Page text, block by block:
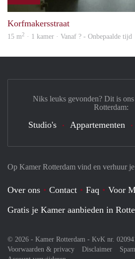
Korfmakersstraat
15 m2 · 1 kamer · Vanaf ? - Onbepaalde tijd
Op Kamer Rotterdam vind en verhuur
Over ons Contact Faq Voor
Gratis je Kamer aanbieden in
© 2026 - Kamer Rotterdam - KvK nr.
Voorwaarden & privacy
Disclaimer
Niks leuks gevonden? Dit is
Rotterdam:
Studio's Appartementen